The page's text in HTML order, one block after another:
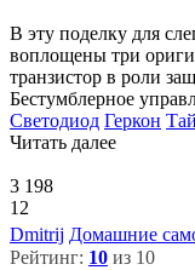
В эту поделку для
воплощены три
транзистор в роли
Бестумблерное
Светодиод Геркон
Читать далее
3 198
12
Dmitrij Домашние
Рейтинг: 10 из 10